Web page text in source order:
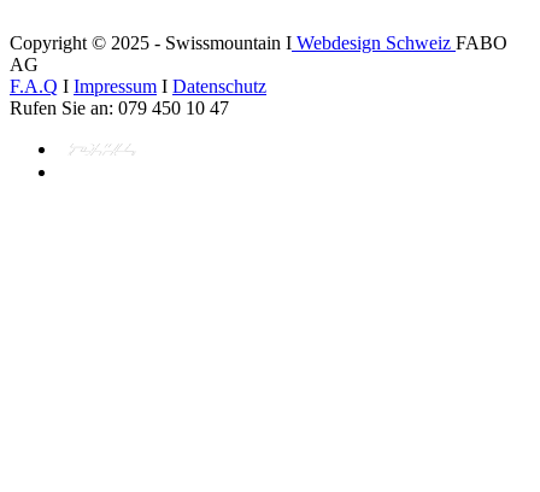
Copyright © 2025 - Swissmountain I Webdesign Schweiz FABO
AG
F.A.Q I Impressum I Datenschutz
Rufen Sie an: 079 450 10 47